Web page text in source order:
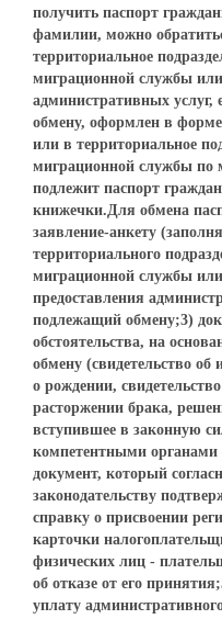
получить паспорт
фамилии, можно
территориальное
миграционной службы
административных услуг,
обмену, оформлен в
или в территориальное
миграционной службы по
подлежит паспорт
книжечки.Для обмена
заявление-анкету
территориального
миграционной службы
предоставления
подлежащий обмену;3)
обстоятельства, на
обмену (свидетельство об
о рождении,
расторжении брака,
вступившее в законную
компетентными органами
документ, который
законодательству
справку о присвоении
карточки
физических лиц -
об отказе от его
уплату